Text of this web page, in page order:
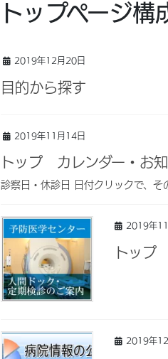
トップページ構
2019年12月20日
目的から探す
2019年11月14日
トップ カレンダー・お
診察日・休診日 日付クリックで、
2019年
トップ
2019年